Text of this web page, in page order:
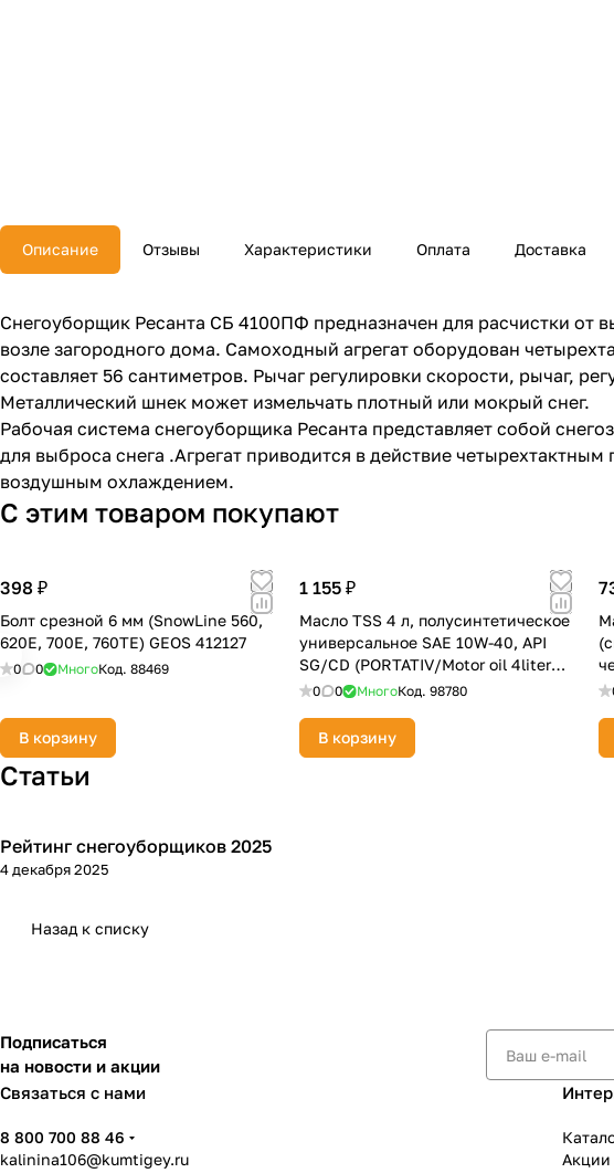
Описание Отзывы Характеристики Оплата Доставка
Снегоуборщик Ресанта СБ 4100ПФ предназначен для расчистки
возле загородного дома. Самоходный агрегат оборудован
составляет 56 сантиметров. Рычаг регулировки скорости, рычаг,
Металлический шнек может измельчать плотный или мокрый снег.
Рабочая система снегоуборщика Ресанта представляет собой
для выброса снега .Агрегат приводится в действие
воздушным охлаждением.
С этим товаром покупают
398 ₽
Болт срезной 6 мм (SnowLine 560,
620Е, 700Е, 760ТЕ) GEOS 412127
0 0 МногоКод. 88469
В корзину
1 155 ₽
Масло TSS 4 л, полусинтетическое
универсальное SAE 10W-40, API
SG/CD (PORTATIV/Motor oil 4liter
can)
0 0 МногоКод.98780
В корзину
Статьи
Зимняя
Рейтинг снегоуборщиков 2025
4 декабря 2025
Назад к списку
Подписаться
на новости и акции
Связаться с нами
8 800 700 88 46
kalinina106@kumtigey.ru
Акции